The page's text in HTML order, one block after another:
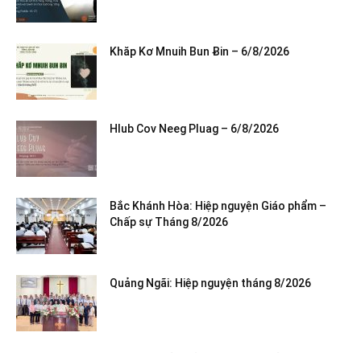
Khăp Kơ Mnuih Bun Ƀin – 6/8/2026
Hlub Cov Neeg Pluag – 6/8/2026
Bắc Khánh Hòa: Hiệp nguyện Giáo phẩm –
Chấp sự Tháng 8/2026
Quảng Ngãi: Hiệp nguyện tháng 8/2026